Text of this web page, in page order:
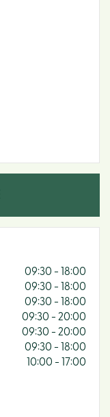
09:30 - 18:00
09:30 - 18:00
09:30 - 18:00
09:30 - 20:00
09:30 - 20:00
09:30 - 18:00
10:00 - 17:00